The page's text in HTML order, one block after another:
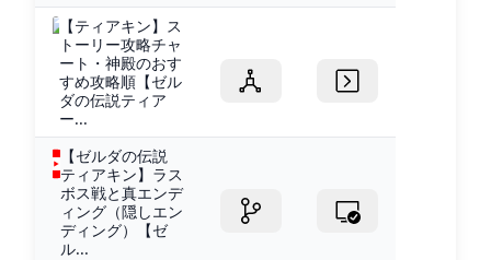
【ティアキン】ス
トーリー攻略チャ
ート・神殿のおす
すめ攻略順【ゼル
ダの伝説ティア
ー...
【ゼルダの伝説
ティアキン】ラス
ボス戦と真エンデ
ィング（隠しエン
ディング）【ゼ
ル...